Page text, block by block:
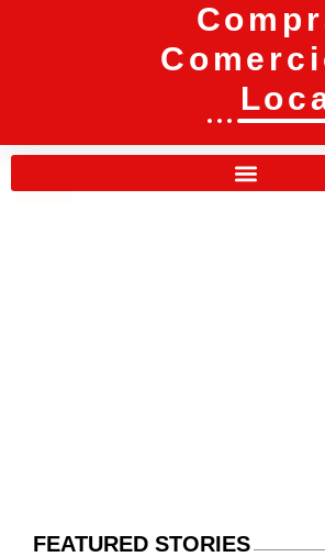
FEATURED STORIES